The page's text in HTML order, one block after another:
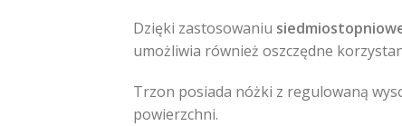
Dzięki zastosowaniu
umożliwia również oszczędne
Trzon posiada nóżki z regulowaną
powierzchni.